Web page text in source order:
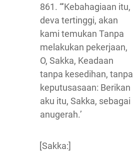
861. “‘Kebahagiaan itu,
deva tertinggi, akan
kami temukan Tanpa
melakukan pekerjaan,
O, Sakka, Keadaan
tanpa kesedihan, tanpa
keputusasaan: Berikan
aku itu, Sakka, sebagai
anugerah.’
[Sakka:]